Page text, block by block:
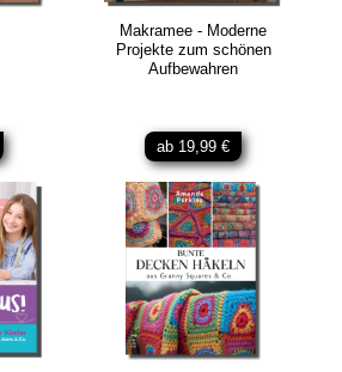
Makramee - Moderne
Projekte zum schönen
Aufbewahren
ab 19,99 €